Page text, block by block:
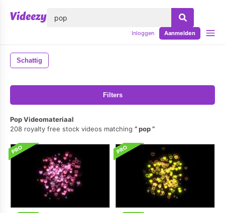
Inloggen Aanmelden
Schattig
Filters
Pop Videomateriaal
208 royalty free stock videos matching
pop